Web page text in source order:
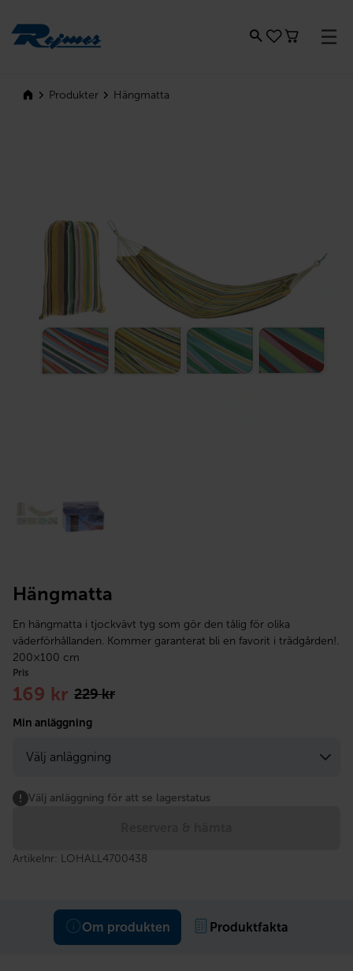
Produkter Hängmatta
Hängmatta
En hängmatta i tjockvävt tyg som gör den tålig för olika
väderförhållanden. Kommer garanterat bli en favorit i trädgården!.
200×100 cm
Pris
229kr
Det
ursprungliga
priset
229
169 kr
Det
nuvarande
priset
169
Min anläggning
Välj anläggning för att se lagerstatus
Artikelnr: LOHALL4700438
Om produkten Produktfakta